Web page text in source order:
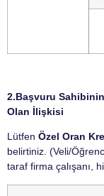
2.Başvuru Sahibinin
Olan İlişkisi
Lütfen Özel Oran
belirtiniz. (Veli/
taraf firma çalışanı,